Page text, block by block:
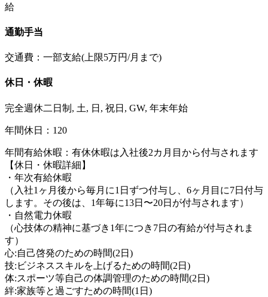
給
通勤手当
交通費：一部支給(上限5万円/月まで)
休日・休暇
完全週休二日制, 土, 日, 祝日, GW, 年末年始
年間休日：120
年間有給休暇：有休休暇は入社後2カ月目から付与されます
【休日・休暇詳細】
・年次有給休暇
（入社1ヶ月後から毎月に1日ずつ付与し、6ヶ月目に7日付与
します。その後は、1年毎に13日〜20日が付与されます）
・自然電力休暇
（心技体の精神に基づき1年につき7日の有給が付与されま
す）
心:自己啓発のための時間(2日)
技:ビジネススキルを上げるための時間(2日)
体:スポーツ等自己の体調管理のための時間(2日)
絆:家族等と過ごすための時間(1日)